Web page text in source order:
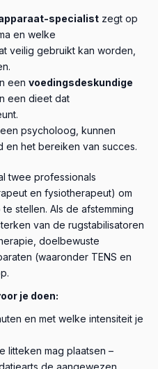
specialist zegt op
en welke
veilig gebruikt kan worden,
een voedingsdeskundige
een dieet dat
psycholoog, kunnen
en het bereiken van succes.
twee professionals
en fysiotherapeut) om
stellen. Als de afstemming
van de rugstabilisatoren
doelbewuste
(waaronder TENS en
je doen:
en met welke intensiteit je
litteken mag plaatsen –
de aangewezen